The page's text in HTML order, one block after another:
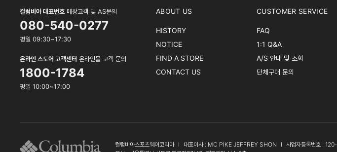
컬럼비아 대표번호 매장고객 및 AS문의
080-540-0277
평일 09:30~17:30
온라인 스토어 고객센터 온라인몰 고객 문의
1800-1784
평일 10:00~17:00
ABOUT US
HISTORY
NOTICE
FIND A STORE
CONTACT US
CUSTOMER SERVICE
FAQ
1:1 Q&A
A/S 안내 및 조회
단체구매 문의
컬럼비아스포츠웨어코리아 l 대표이사 : MC PIKE JEFFREY SHON l
사업자등록번호 :